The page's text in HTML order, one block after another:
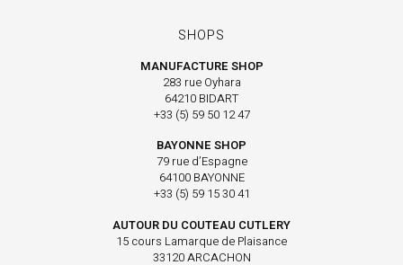
SHOPS
MANUFACTURE SHOP
283 rue Oyhara
64210 BIDART
+33 (5) 59 50 12 47
BAYONNE SHOP
79 rue d’Espagne
64100 BAYONNE
+33 (5) 59 15 30 41
AUTOUR DU COUTEAU CUTLERY
15 cours Lamarque de Plaisance
33120 ARCACHON